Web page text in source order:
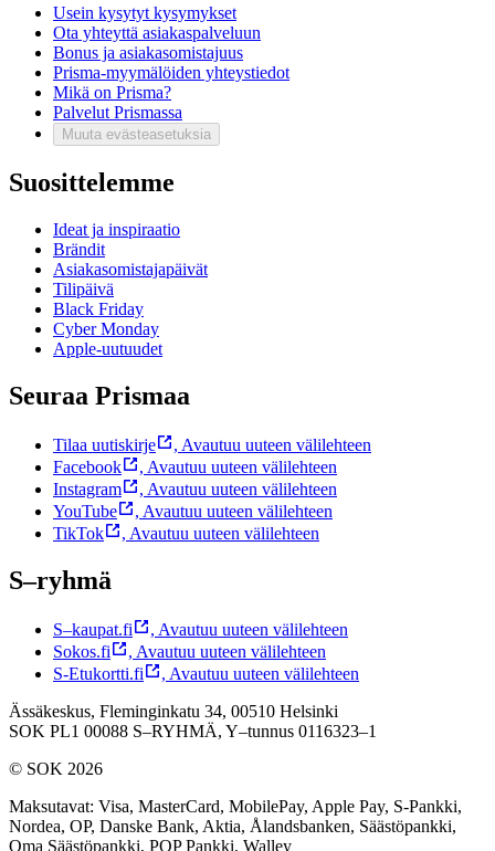
Usein kysytyt kysymykset
Ota yhteyttä asiakaspalveluun
Bonus ja asiakasomistajuus
Prisma-myymälöiden yhteystiedot
Mikä on Prisma?
Palvelut Prismassa
Muuta evästeasetuksia
Suosittelemme
Ideat ja inspiraatio
Brändit
Asiakasomistajapäivät
Tilipäivä
Black Friday
Cyber Monday
Apple-uutuudet
Seuraa Prismaa
Tilaa uutiskirje , Avautuu uuteen välilehteen
Facebook
, Avautuu uuteen välilehteen
Instagram
, Avautuu uuteen välilehteen
YouTube
, Avautuu uuteen välilehteen
TikTok
, Avautuu uuteen välilehteen
S–ryhmä
S–kaupat.fi , Avautuu uuteen välilehteen
Sokos.fi
, Avautuu uuteen välilehteen
S-Etukortti.fi
, Avautuu uuteen välilehteen
Ässäkeskus, Fleminginkatu 34, 00510 Helsinki
SOK PL1 00088 S–RYHMÄ, Y–tunnus 0116323–1
© SOK 2026
Maksutavat: Visa, MasterCard, MobilePay, Apple Pay, S-Pankki,
Nordea, OP, Danske Bank, Aktia, Ålandsbanken, Säästöpankki,
Oma Säästöpankki, POP Pankki, Walley